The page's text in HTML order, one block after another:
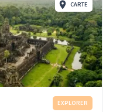
CARTE
EXPLORER